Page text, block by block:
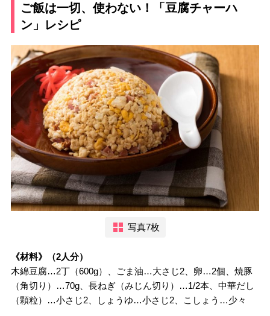
ご飯は一切、使わない！「豆腐チャーハ
ン」レシピ
写真7枚
《材料》（2人分）
木綿豆腐…2丁（600g）、ごま油…大さじ2、卵…2個、焼豚
（角切り）…70g、長ねぎ（みじん切り）…1/2本、中華だし
（顆粒）…小さじ2、しょうゆ…小さじ2、こしょう…少々